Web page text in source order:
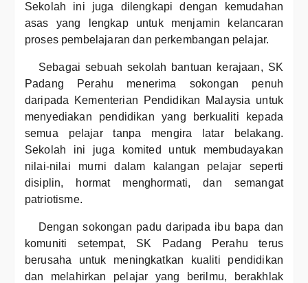
Sekolah ini juga dilengkapi dengan kemudahan
asas yang lengkap untuk menjamin kelancaran
proses pembelajaran dan perkembangan pelajar.
Sebagai sebuah sekolah bantuan kerajaan, SK
Padang Perahu menerima sokongan penuh
daripada Kementerian Pendidikan Malaysia untuk
menyediakan pendidikan yang berkualiti kepada
semua pelajar tanpa mengira latar belakang.
Sekolah ini juga komited untuk membudayakan
nilai-nilai murni dalam kalangan pelajar seperti
disiplin, hormat menghormati, dan semangat
patriotisme.
Dengan sokongan padu daripada ibu bapa dan
komuniti setempat, SK Padang Perahu terus
berusaha untuk meningkatkan kualiti pendidikan
dan melahirkan pelajar yang berilmu, berakhlak